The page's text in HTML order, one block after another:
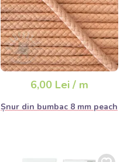
6,00 Lei / m
Șnur din bumbac 8 mm peach